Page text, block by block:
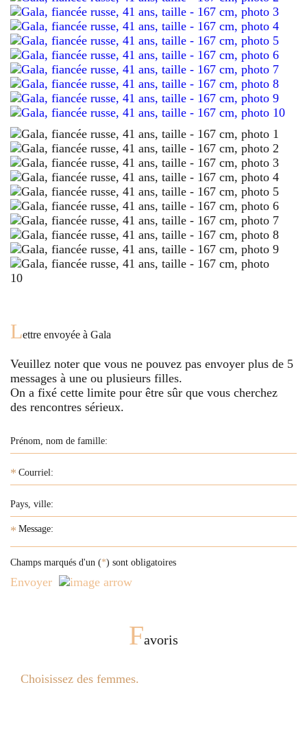
Lettre envoyée à Gala
Veuillez noter que vous ne pouvez pas envoyer plus de 5
messages à une ou plusieurs filles.
On a fixé cette limite pour être sûr que vous cherchez
des rencontres sérieux.
*
*
Champs marqués d'un (*) sont obligatoires
Envoyer
Favoris
Choisissez des femmes.